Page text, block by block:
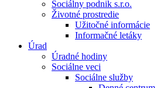
Sociálny podnik s.r.o.
Životné prostredie
Užitočné informácie
Informačné letáky
Úrad
Úradné hodiny
Sociálne veci
Sociálne služby